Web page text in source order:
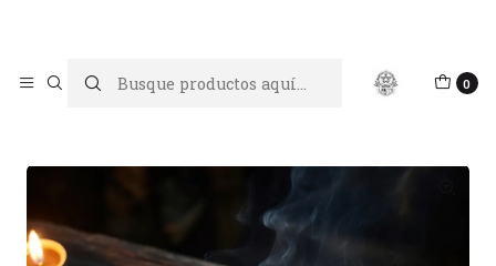
0
Inicio Sahumos y Escobas de Bruja
Sahúmo para abrir caminos